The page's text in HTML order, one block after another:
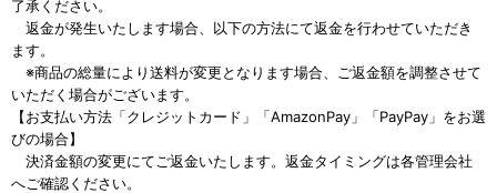
了承ください。
返金が発生いたします場合、以下の方法にて返金を行わせていただき
ます。
※商品の総量により送料が変更となります場合、ご返金額を調整させて
いただく場合がございます。
【お支払い方法「クレジットカード」「AmazonPay」「PayPay」をお選
びの場合】
決済金額の変更にてご返金いたします。返金タイミングは各管理会社
へご確認ください。